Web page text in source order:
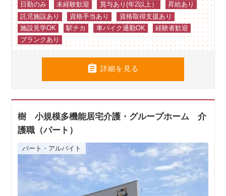
日勤のみ 未経験歓迎 賞与あり(年2以上）
昇給あり
託児施設あり
資格手当あり
資格取得支援あり
施設見学OK
駅チカ 車バイク通勤OK
経験者歓迎
ブランクあり
 詳細を見る
樹 小規模多機能居宅介護・グループホーム 介
護職（パート）
パート・アルバイト